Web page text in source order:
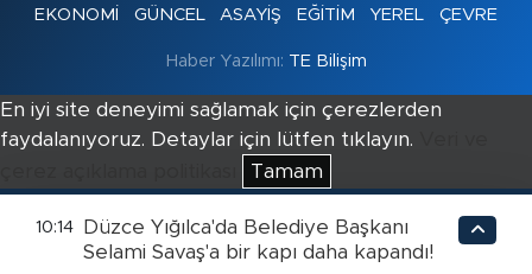
EKONOMİ
GÜNCEL ASAYİŞ EĞİTİM YEREL ÇEVRE
Haber Yazılımı: TE Bilişim
En iyi site deneyimi sağlamak için çerezlerden
faydalanıyoruz. Detaylar için lütfen tıklayın.
Tamam
10:14
Düzce Yığılca'da Belediye Başkanı
Selami Savaş'a bir kapı daha kapandı!